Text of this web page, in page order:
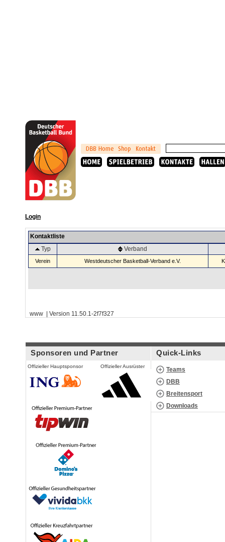
Login
Kontaktliste
Typ
Verband
Verein Westdeutscher Basketball-Verband e.V.
www | Version 11.50.1-2f7f327
Sponsoren und Partner
Offizieller Hauptsponsor Offizieller Ausrüster
Quick-Links
Teams
DBB
Breitensport
Downloads